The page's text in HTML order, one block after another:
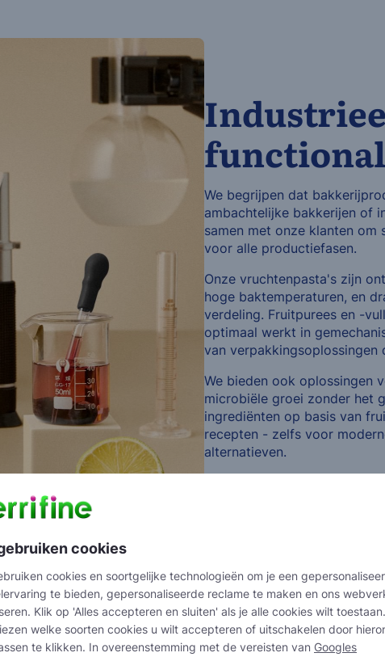
We begrijpen dat
ambachtelijke bakkerijen of
samen met onze klanten
voor alle productiefasen.
Onze vruchtenpasta's zijn
hoge baktemperaturen, en
verdeling. Fruitpurees en -
optimaal werkt in
van verpakkingsoplossingen
We bieden ook oplossingen
microbiële groei zonder het
ingrediënten op basis van
recepten - zelfs voor
alternatieven.
cookies
cookies en soortgelijke technologieën om je een
te bieden, gepersonaliseerde reclame te maken en ons
Klik op 'Alles accepteren en sluiten' als je alle cookies wilt
welke soorten cookies u wilt accepteren of uitschakelen door
te klikken. In overeenstemming met de vereisten van Googles